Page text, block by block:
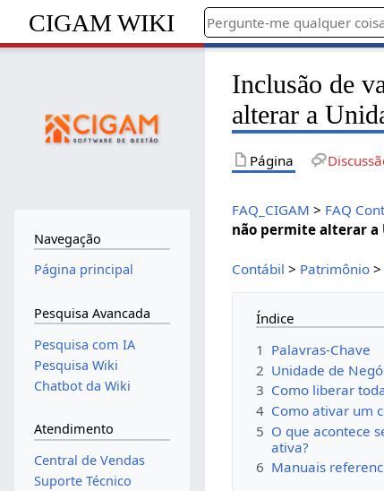
CIGAM WIKI
Inclusão de
alterar a
Página
FAQ_CIGAM > FAQ
não permite alterar a
Contábil > Patrimônio >
Índice
1 Palavras-Chave
2 Unidade de
3 Como liberar
4 Como ativar um
5 O que acontece
ativa?
6 Manuais
Navegação
Página principal
Pesquisa Avancada
Pesquisa com IA
Pesquisa Wiki
Chatbot da Wiki
Atendimento
Central de Vendas
Suporte Técnico